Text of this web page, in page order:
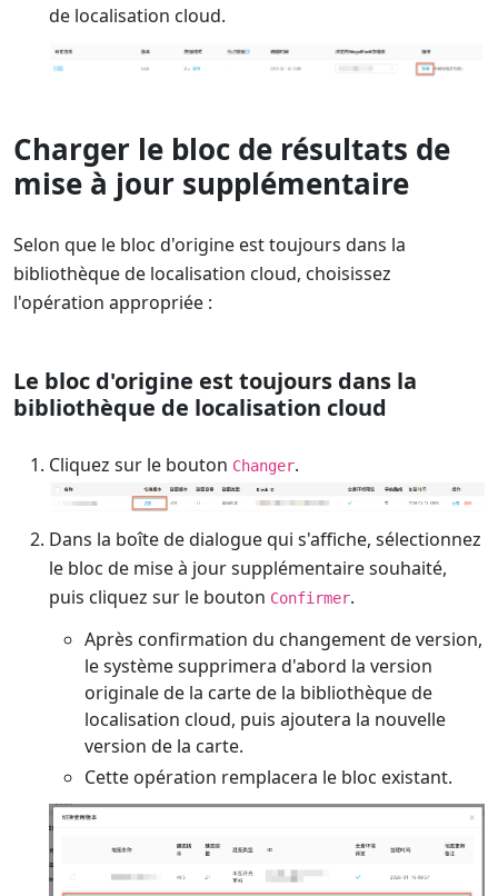
de localisation cloud.
Charger le bloc de résultats de
mise à jour supplémentaire
Selon que le bloc d'origine est toujours dans la
bibliothèque de localisation cloud, choisissez
l'opération appropriée :
Le bloc d'origine est toujours dans la
bibliothèque de localisation cloud
Cliquez sur le bouton Changer.
Dans la boîte de dialogue qui s'affiche, sélectionnez
le bloc de mise à jour supplémentaire souhaité,
puis cliquez sur le bouton Confirmer.
Après confirmation du changement de version,
le système supprimera d'abord la version
originale de la carte de la bibliothèque de
localisation cloud, puis ajoutera la nouvelle
version de la carte.
Cette opération remplacera le bloc existant.